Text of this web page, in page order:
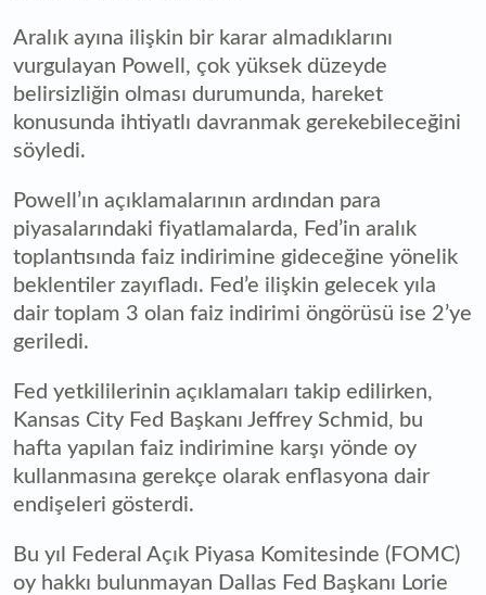
Aralık ayına ilişkin bir karar almadıklarını
vurgulayan Powell, çok yüksek düzeyde
belirsizliğin olması durumunda, hareket
konusunda ihtiyatlı davranmak gerekebileceğini
söyledi.
Powell’ın açıklamalarının ardından para
piyasalarındaki fiyatlamalarda, Fed’in aralık
toplantısında faiz indirimine gideceğine yönelik
beklentiler zayıfladı. Fed’e ilişkin gelecek yıla
dair toplam 3 olan faiz indirimi öngörüsü ise 2’ye
geriledi.
Fed yetkililerinin açıklamaları takip edilirken,
Kansas City Fed Başkanı Jeffrey Schmid, bu
hafta yapılan faiz indirimine karşı yönde oy
kullanmasına gerekçe olarak enflasyona dair
endişeleri gösterdi.
Bu yıl Federal Açık Piyasa Komitesinde (FOMC)
oy hakkı bulunmayan Dallas Fed Başkanı Lorie